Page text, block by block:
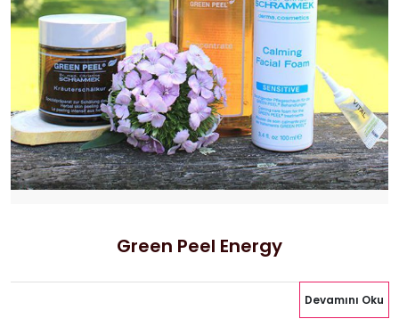
Green Peel Energy
Devamını Oku